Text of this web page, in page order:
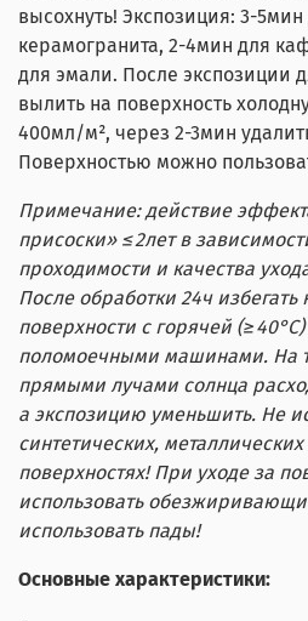
высохнуть! Экспозиция: 3-5мин
керамогранита, 2-4мин для
для эмали. После экспозиции
вылить на поверхность
400мл/м², через 2-3мин
Поверхностью можно
Примечание: действие
присоски» ≤2лет в
проходимости и качества
После обработки 24ч избегать
поверхности с горячей
поломоечными машинами. На
прямыми лучами солнца
а экспозицию уменьшить. Не
синтетических,
поверхностях! При уходе за
использовать
использовать пады!
Основные характеристики: